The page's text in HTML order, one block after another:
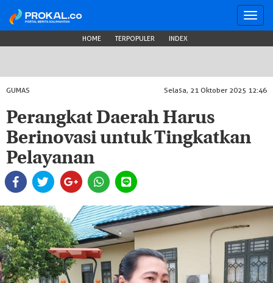
HOME TERPOPULER INDEX
GUMAS Selasa, 21 Oktober 2025 12:46
Perangkat Daerah Harus
Berinovasi untuk Tingkatkan
Pelayanan